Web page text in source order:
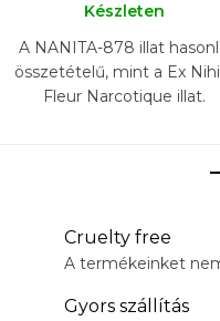
Készleten
A NANITA-878 illat
összetételű, mint a Ex
Fleur Narcotique illat.
Cruelty free
A termékeinket
Gyors szállítás